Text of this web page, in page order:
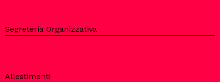
Segreteria Organizzativa
Allestimenti